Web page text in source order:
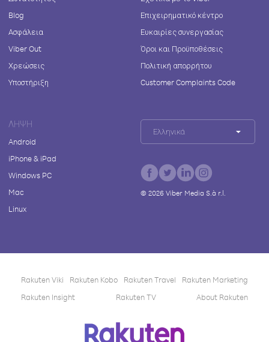
Blog
Ασφάλεια
Viber Out
Χρεώσεις
Υποστήριξη
Επιχειρηματικό κέντρο
Ευκαιρίες συνεργασίας
Όροι και Προϋποθέσεις
Πολιτική απορρήτου
Customer Complaints Code
ΛΉΨΗ
Android
iPhone & iPad
Windows PC
Mac
Linux
Ελληνικά
© 2026Viber Media S.à r.l.
Rakuten Viki Rakuten Kobo Rakuten Travel
Rakuten Marketing
Rakuten Insight
Rakuten TV About Rakuten